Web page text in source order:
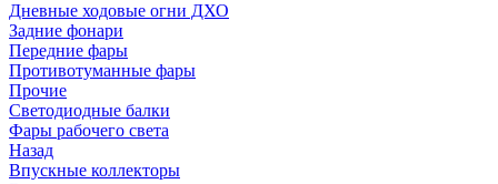
Дневные ходовые огни ДХО
Задние фонари
Передние фары
Противотуманные фары
Прочие
Светодиодные балки
Фары рабочего света
Назад
Впускные коллекторы